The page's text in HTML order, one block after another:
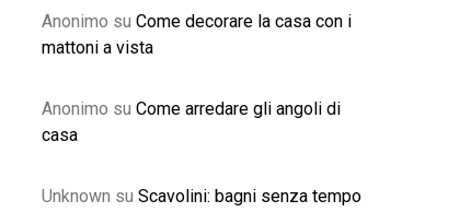
Anonimo su Come decorare la casa con i
mattoni a vista
Anonimo su Come arredare gli angoli di
casa
Unknown su Scavolini: bagni senza tempo